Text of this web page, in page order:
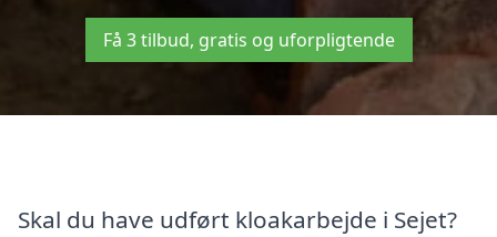
Få 3 tilbud, gratis og uforpligtende
Skal du have udført kloakarbejde i Sejet?